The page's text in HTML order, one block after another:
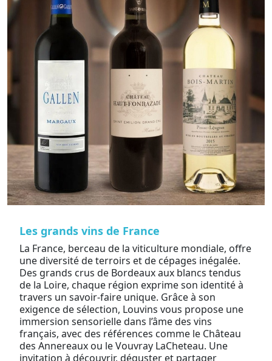
Les grands vins de France
La France, berceau de la viticulture mondiale, offre
une diversité de terroirs et de cépages inégalée.
Des grands crus de Bordeaux aux blancs tendus
de la Loire, chaque région exprime son identité à
travers un savoir-faire unique. Grâce à son
exigence de sélection, Louvins vous propose une
immersion sensorielle dans l’âme des vins
français, avec des références comme le Château
des Annereaux ou le Vouvray LaCheteau. Une
invitation à découvrir, déguster et partager